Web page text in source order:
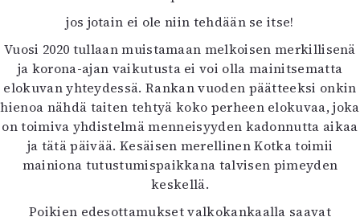
jos jotain ei ole niin tehdään se itse!
Vuosi 2020 tullaan muistamaan melkoisen merkillisenä
ja korona-ajan vaikutusta ei voi olla mainitsematta
elokuvan yhteydessä. Rankan vuoden päätteeksi onkin
hienoa nähdä taiten tehtyä koko perheen elokuvaa, joka
on toimiva yhdistelmä menneisyyden kadonnutta aikaa
ja tätä päivää. Kesäisen merellinen Kotka toimii
mainiona tutustumispaikkana talvisen pimeyden
keskellä.
Poikien edesottamukset valkokankaalla saavat